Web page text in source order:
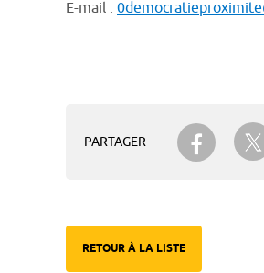
E-mail :
PARTAGER
RETOUR À LA LISTE